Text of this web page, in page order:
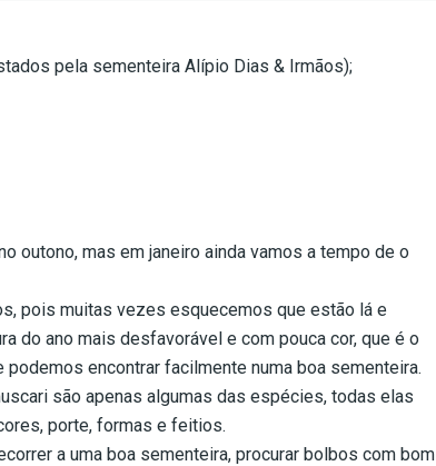
pela sementeira Alípio Dias & Irmãos);
outono, mas em janeiro ainda vamos a tempo de o
pois muitas vezes esquecemos que estão lá e
do ano mais desfavorável e com pouca cor, que é o
encontrar facilmente numa boa sementeira.
são apenas algumas das espécies, todas elas
porte, formas e feitios.
a uma boa sementeira, procurar bolbos com bom